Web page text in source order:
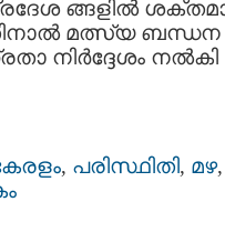
ങ്ങളില്‍
മത്സ്യ ബന്ധന
നിര്‍ദ്ദേശം നൽകി
, പരിസ്ഥിതി, മഴ,